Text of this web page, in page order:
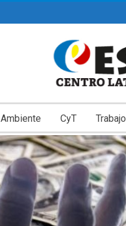
Ambiente CyT Trabajo